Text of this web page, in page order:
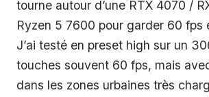
tourne autour d’une RTX 4070 /
Ryzen 5 7600 pour garder 60 fps
J’ai testé en preset high sur un
touches souvent 60 fps, mais
dans les zones urbaines très